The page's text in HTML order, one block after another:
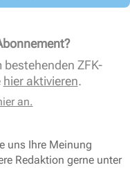
ZFK-
hier aktivieren.
an.
uns Ihre Meinung
Redaktion gerne unter